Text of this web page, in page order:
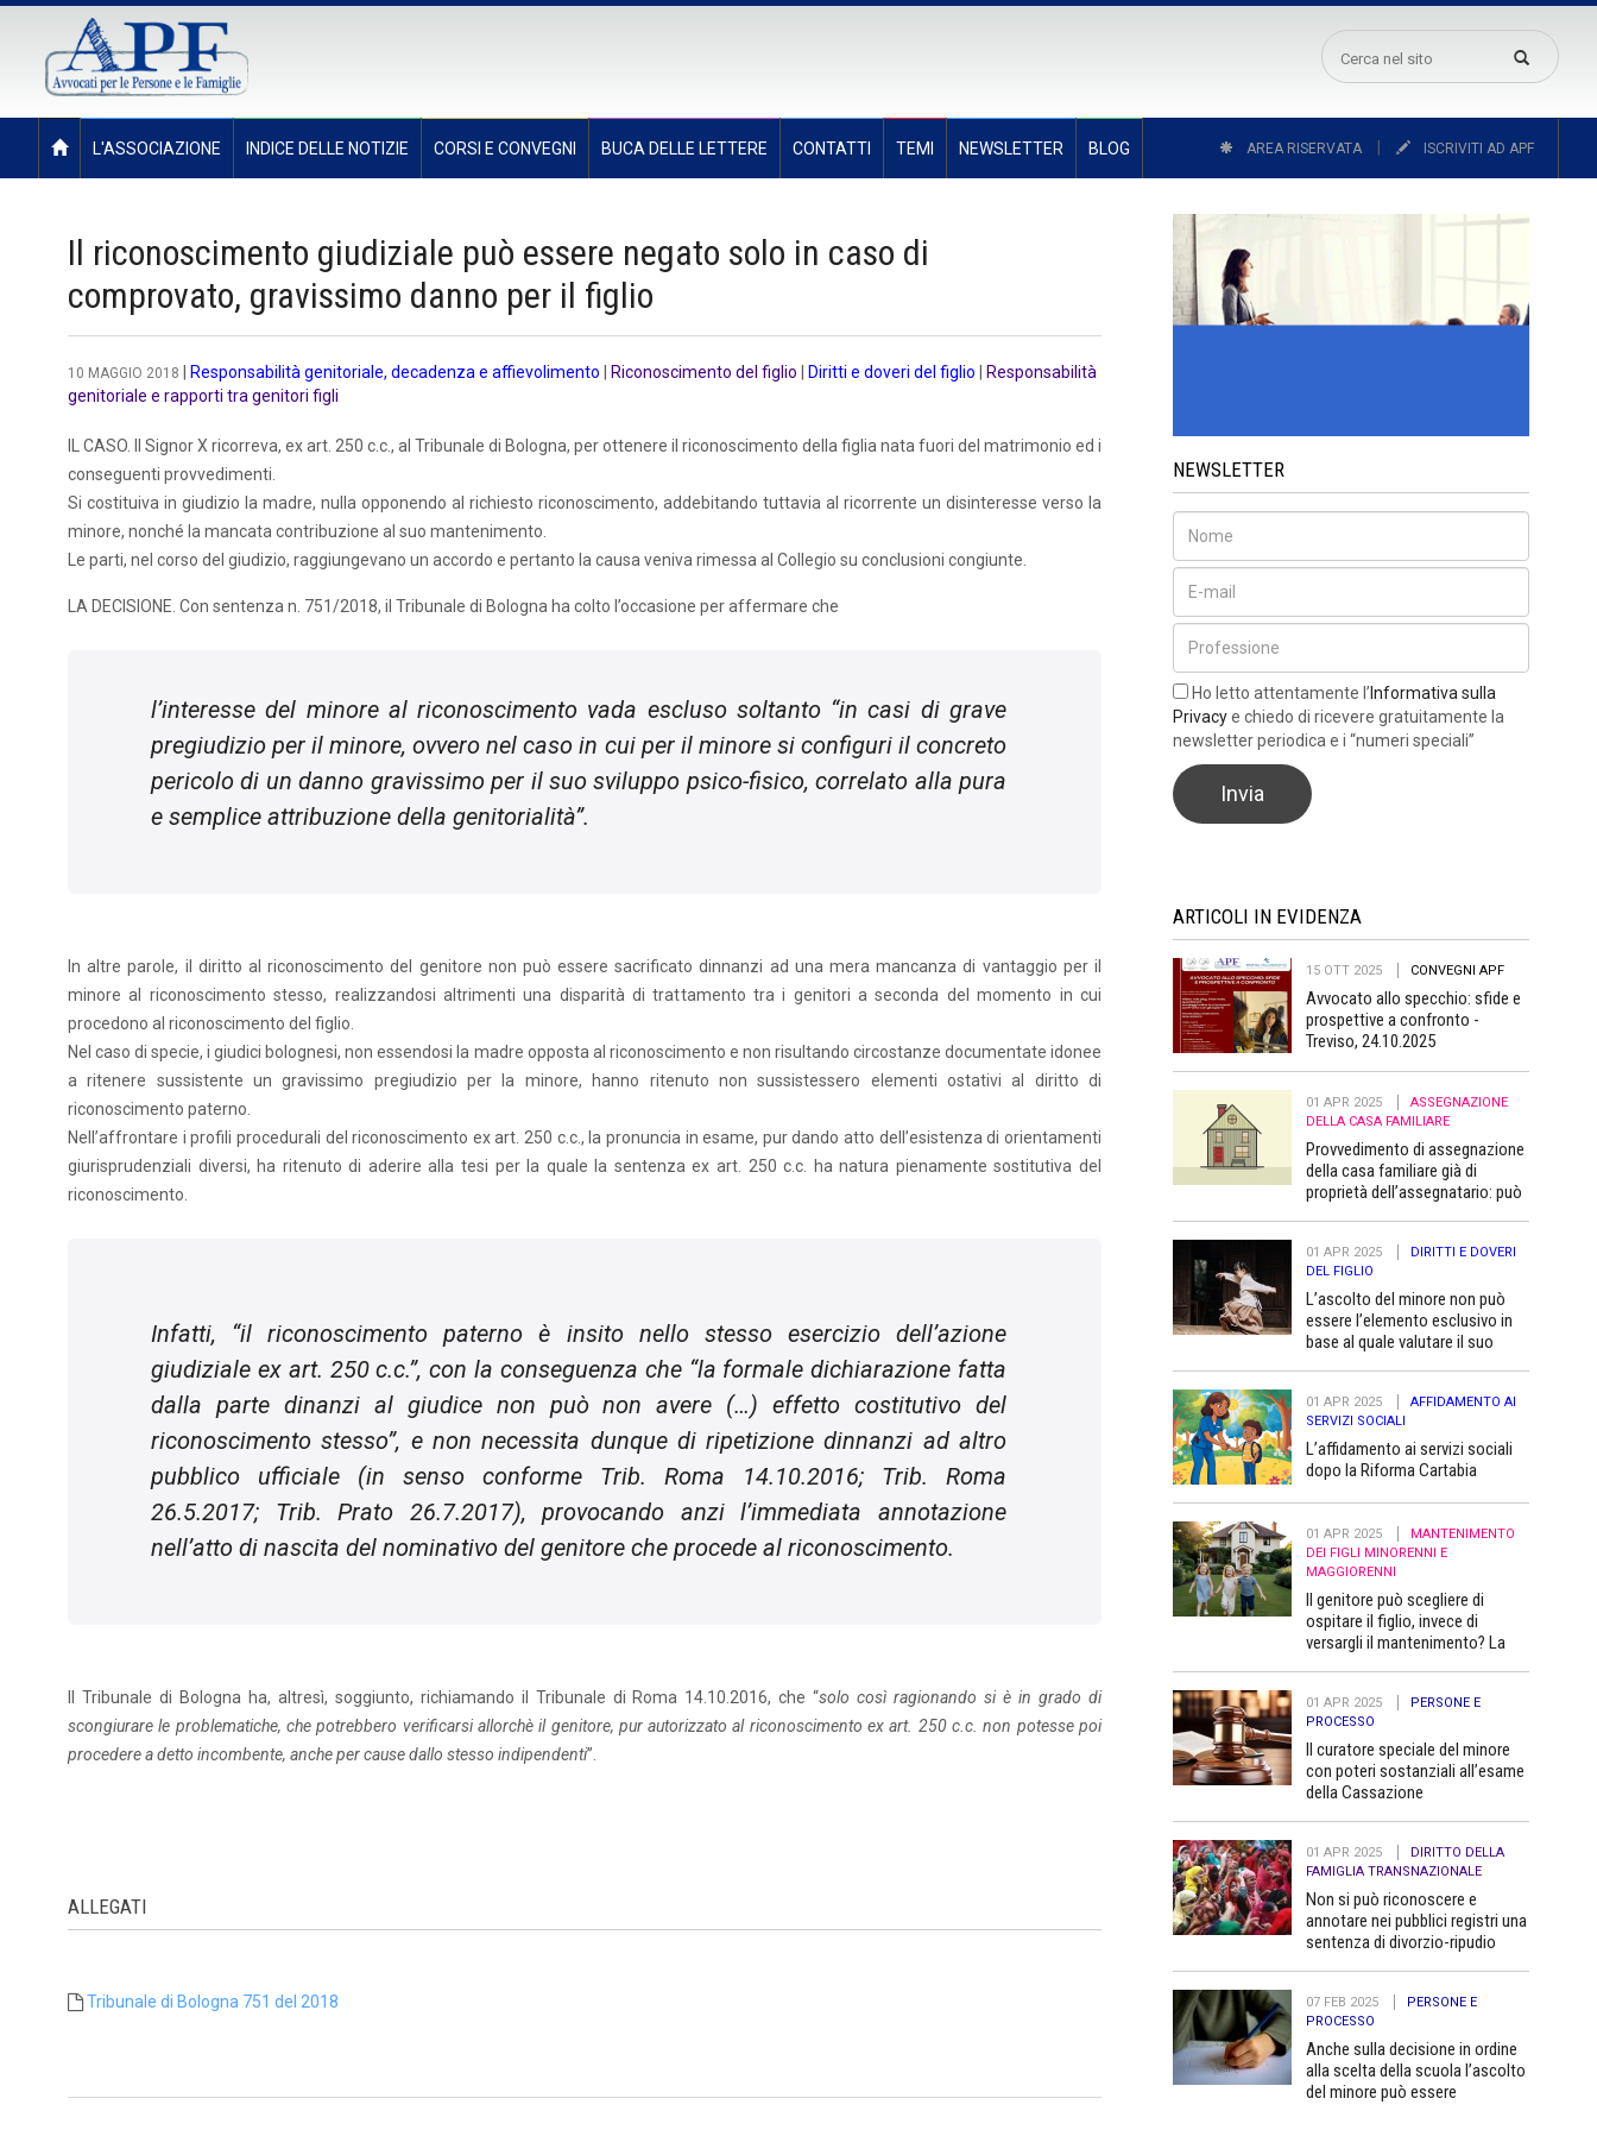
L'ASSOCIAZIONE INDICE DELLE NOTIZIE CORSI E CONVEGNI BUCA DELLE LETTERE CONTATTI TEMI NEWSLETTER BLOG AREA RISERVATA ISCRIVITI AD APF
Il riconoscimento giudiziale può essere negato solo in caso di
comprovato, gravissimo danno per il figlio
10 MAGGIO 2018 Responsabilità genitoriale, decadenza e affievolimento Riconoscimento del figlio Diritti e doveri del figlio
Responsabilità
genitoriale e rapporti tra genitori figli
IL CASO. Il Signor X ricorreva, ex art. 250 c.c., al Tribunale di Bologna, per ottenere il riconoscimento della figlia nata fuori del matrimonio ed i
conseguenti provvedimenti.
Si costituiva in giudizio la madre, nulla opponendo al richiesto riconoscimento, addebitando tuttavia al ricorrente un disinteresse verso la
minore, nonché la mancata contribuzione al suo mantenimento.
Le parti, nel corso del giudizio, raggiungevano un accordo e pertanto la causa veniva rimessa al Collegio su conclusioni congiunte.
LA DECISIONE. Con sentenza n. 751/2018, il Tribunale di Bologna ha colto l’occasione per affermare che
l’interesse del minore al riconoscimento vada escluso soltanto “in casi di grave
pregiudizio per il minore, ovvero nel caso in cui per il minore si configuri il concreto
pericolo di un danno gravissimo per il suo sviluppo psico-fisico, correlato alla pura
e semplice attribuzione della genitorialità”.
In altre parole, il diritto al riconoscimento del genitore non può essere sacrificato dinnanzi ad una mera mancanza di vantaggio per il
minore al riconoscimento stesso, realizzandosi altrimenti una disparità di trattamento tra i genitori a seconda del momento in cui
procedono al riconoscimento del figlio.
Nel caso di specie, i giudici bolognesi, non essendosi la madre opposta al riconoscimento e non risultando circostanze documentate idonee
a ritenere sussistente un gravissimo pregiudizio per la minore, hanno ritenuto non sussistessero elementi ostativi al diritto di
riconoscimento paterno.
Nell’affrontare i profili procedurali del riconoscimento ex art. 250 c.c., la pronuncia in esame, pur dando atto dell’esistenza di orientamenti
giurisprudenziali diversi, ha ritenuto di aderire alla tesi per la quale la sentenza ex art. 250 c.c. ha natura pienamente sostitutiva del
riconoscimento.
Infatti, “il riconoscimento paterno è insito nello stesso esercizio dell’azione
giudiziale ex art. 250 c.c.”, con la conseguenza che “la formale dichiarazione fatta
dalla parte dinanzi al giudice non può non avere (…) effetto costitutivo del
riconoscimento stesso”, e non necessita dunque di ripetizione dinnanzi ad altro
pubblico ufficiale (in senso conforme Trib. Roma 14.10.2016; Trib. Roma
26.5.2017; Trib. Prato 26.7.2017), provocando anzi l’immediata annotazione
nell’atto di nascita del nominativo del genitore che procede al riconoscimento.
Il Tribunale di Bologna ha, altresì, soggiunto, richiamando il Tribunale di Roma 14.10.2016, che “solo così ragionando si è in grado di
scongiurare le problematiche, che potrebbero verificarsi allorchè il genitore, pur autorizzato al riconoscimento ex art. 250 c.c. non potesse poi
procedere a detto incombente, anche per cause dallo stesso indipendenti”.
ALLEGATI
Tribunale di Bologna 751 del 2018
NEWSLETTER
Ho letto attentamente l’ Informativa sulla
Privacye chiedo di ricevere gratuitamente la
newsletter periodica e i “numeri speciali”
ARTICOLI IN EVIDENZA
15 OTT 2025 CONVEGNI APF
Avvocato allo specchio: sfide e
prospettive a confronto -
Treviso, 24.10.2025
01 APR 2025
ASSEGNAZIONE
DELLA CASA FAMILIARE
Provvedimento di assegnazione
della casa familiare già di
proprietà dell’assegnatario: può
01 APR 2025
DIRITTI E DOVERI
DEL FIGLIO
L’ascolto del minore non può
essere l’elemento esclusivo in
base al quale valutare il suo
01 APR 2025
AFFIDAMENTO AI
SERVIZI SOCIALI
L’affidamento ai servizi sociali
dopo la Riforma Cartabia
01 APR 2025
MANTENIMENTO
DEI FIGLI MINORENNI E
MAGGIORENNI
Il genitore può scegliere di
ospitare il figlio, invece di
versargli il mantenimento? La
01 APR 2025
PERSONE E
PROCESSO
Il curatore speciale del minore
con poteri sostanziali all’esame
della Cassazione
01 APR 2025
DIRITTO DELLA
FAMIGLIA TRANSNAZIONALE
Non si può riconoscere e
annotare nei pubblici registri una
sentenza di divorzio-ripudio
pubblico
07 FEB 2025
PERSONE E
PROCESSO
Anche sulla decisione in ordine
alla scelta della scuola l’ascolto
del minore può essere